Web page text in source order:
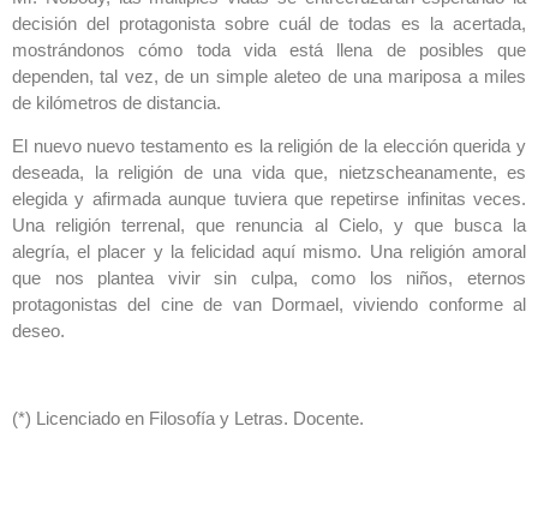
decisión del protagonista sobre cuál de todas es la acertada,
mostrándonos cómo toda vida está llena de posibles que
dependen, tal vez, de un simple aleteo de una mariposa a miles
de kilómetros de distancia.
El nuevo nuevo testamento es la religión de la elección querida y
deseada, la religión de una vida que, nietzscheanamente, es
elegida y afirmada aunque tuviera que repetirse infinitas veces.
Una religión terrenal, que renuncia al Cielo, y que busca la
alegría, el placer y la felicidad aquí mismo. Una religión amoral
que nos plantea vivir sin culpa, como los niños, eternos
protagonistas del cine de van Dormael, viviendo conforme al
deseo.
(*) Licenciado en Filosofía y Letras. Docente.